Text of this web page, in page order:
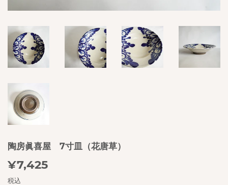
陶房眞喜屋 7寸皿（花唐草）
¥7,425
税込